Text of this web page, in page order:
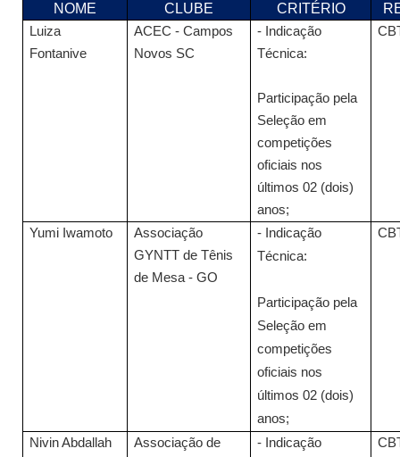
NOME CLUBE CRITÉRIO
Luiza
Fontanive
ACEC - Campos
Novos SC
- Indicação
Técnica:
Participação pela
Seleção em
competições
oficiais nos
últimos 02 (dois)
anos;
Yumi Iwamoto
Associação
GYNTT de Tênis
de Mesa - GO
- Indicação
Técnica:
Participação pela
Seleção em
competições
oficiais nos
últimos 02 (dois)
anos;
Nivin Abdallah
Associação de
- Indicação